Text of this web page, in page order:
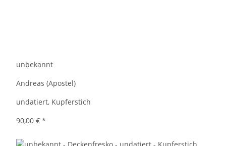
unbekannt
Andreas (Apostel)
undatiert, Kupferstich
90,00 € *